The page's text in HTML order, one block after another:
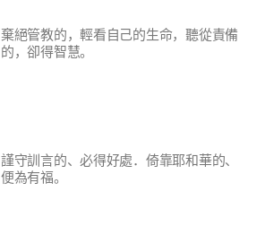
棄絕管教的，輕看自己的生命，聽從責備
的，卻得智慧。
謹守訓言的、必得好處．倚靠耶和華的、
便為有福。